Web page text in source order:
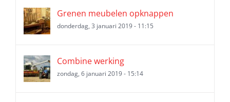
Grenen meubelen opknappen
donderdag, 3 januari 2019 - 11:15
Combine werking
zondag, 6 januari 2019 - 15:14